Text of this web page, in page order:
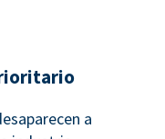
a